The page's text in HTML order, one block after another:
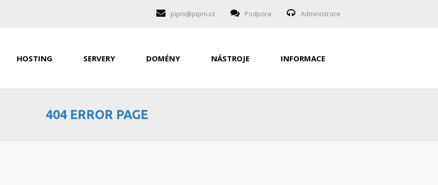
pipni@pipni.cz Podpora Administrace
HOSTING SERVERY DOMÉNY NÁSTROJE INFORMACE
404 ERROR PAGE